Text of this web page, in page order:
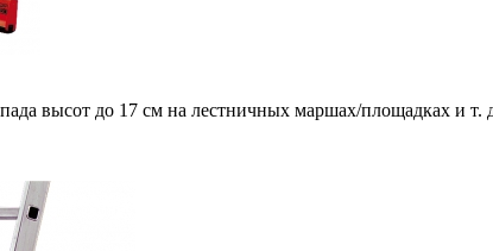
высот до 17 см на лестничных маршах/площадках и